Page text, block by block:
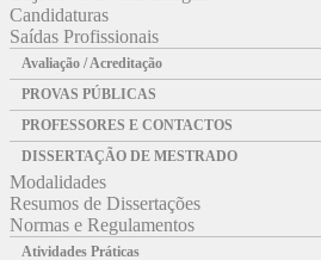
Candidaturas
Saídas Profissionais
Avaliação / Acreditação
PROVAS PÚBLICAS
PROFESSORES E CONTACTOS
DISSERTAÇÃO DE MESTRADO
Modalidades
Resumos de Dissertações
Normas e Regulamentos
Atividades Práticas